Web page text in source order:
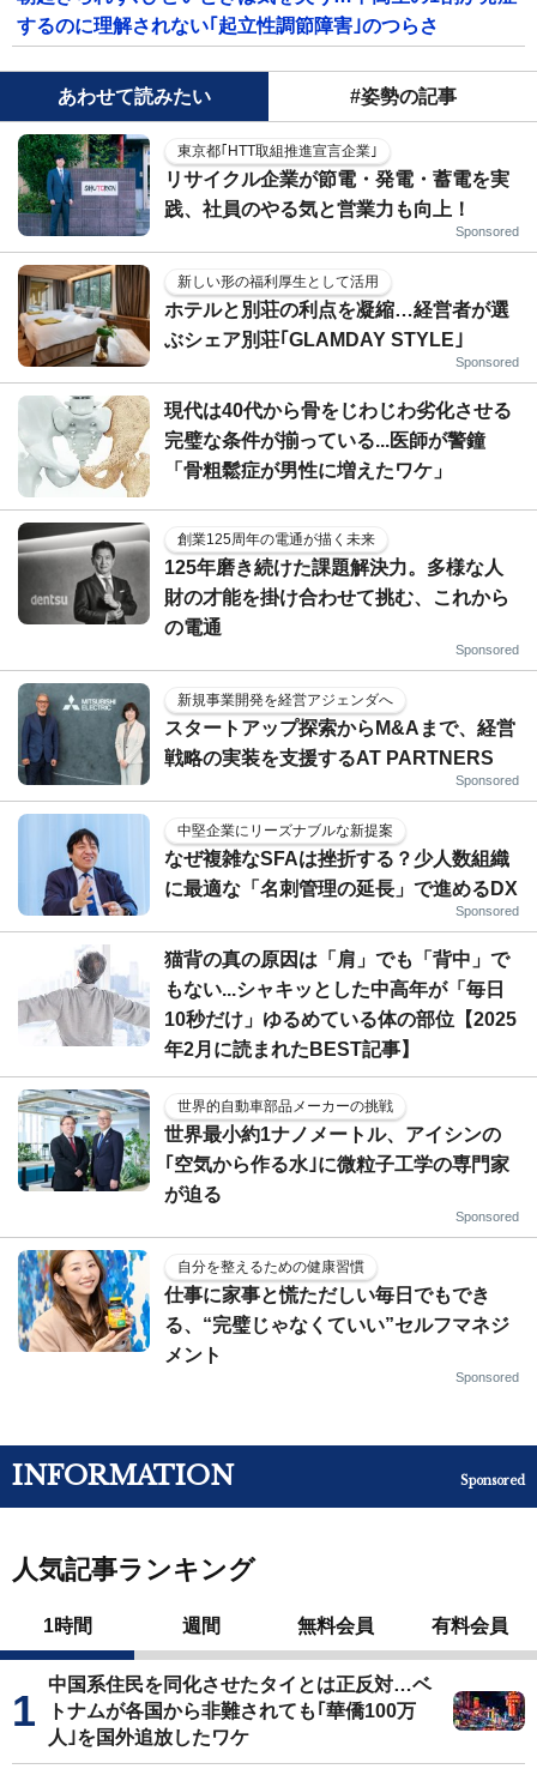
するのに理解されない｢起立性調節障害｣のつらさ
あわせて読みたい #姿勢の記事
東京都｢HTT取組推進宣言企業｣
リサイクル企業が節電・発電・蓄電を実
践、社員のやる気と営業力も向上！
Sponsored
新しい形の福利厚生として活用
ホテルと別荘の利点を凝縮…経営者が選
ぶシェア別荘｢GLAMDAY STYLE｣
Sponsored
現代は40代から骨をじわじわ劣化させる
完璧な条件が揃っている...医師が警鐘
「骨粗鬆症が男性に増えたワケ」
創業125周年の電通が描く未来
125年磨き続けた課題解決力。多様な人
財の才能を掛け合わせて挑む、これから
の電通
Sponsored
新規事業開発を経営アジェンダへ
スタートアップ探索からM&Aまで、経営
戦略の実装を支援するAT PARTNERS
Sponsored
中堅企業にリーズナブルな新提案
なぜ複雑なSFAは挫折する？少人数組織
に最適な「名刺管理の延長」で進めるDX
Sponsored
猫背の真の原因は「肩」でも「背中」で
もない...シャキッとした中高年が「毎日
10秒だけ」ゆるめている体の部位【2025
年2月に読まれたBEST記事】
世界的自動車部品メーカーの挑戦
世界最小約1ナノメートル、アイシンの
｢空気から作る水｣に微粒子工学の専門家
が迫る
Sponsored
自分を整えるための健康習慣
仕事に家事と慌ただしい毎日でもでき
る、“完璧じゃなくていい”セルフマネジ
メント
Sponsored
INFORMATION Sponsored
人気記事ランキング
1時間 週間 無料会員 有料会員
中国系住民を同化させたタイとは正反対…ベ
トナムが各国から非難されても｢華僑100万
人｣を国外追放したワケ